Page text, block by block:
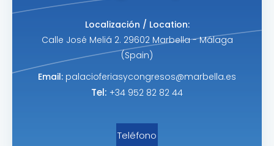
Localización / Location:
Calle José Meliá 2. 29602 Marbella - Málaga
(Spain)
Email: palacioferiasycongresos@marbella.es
Tel: +34 952 82 82 44
Teléfono